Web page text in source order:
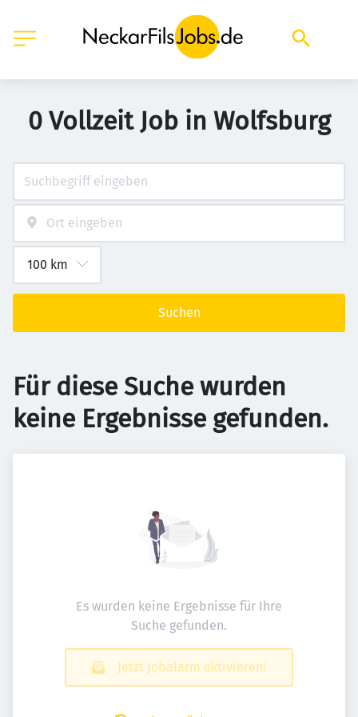
0 Vollzeit Job in Wolfsburg
Suchen
Für diese Suche wurden
keine Ergebnisse gefunden.
Es wurden keine Ergebnisse für Ihre
Suche gefunden.
Jetzt Jobalarm aktivieren!